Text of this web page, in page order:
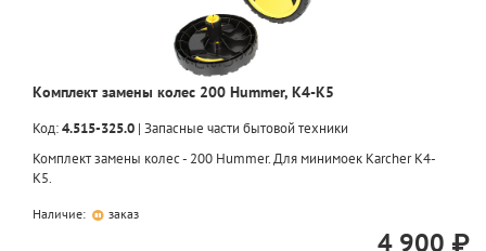
Комплект замены колес 200 Hummer, K4-K5
Код:4.515-325.0 | Запасные части бытовой техники
Комплект замены колес - 200 Hummer. Для минимоек Karcher K4-
K5.
Наличие: заказ
4 900 ₽